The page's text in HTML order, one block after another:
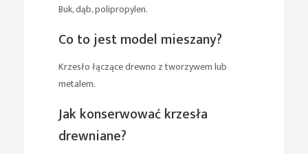
Buk, dąb, polipropylen.
Co to jest model mieszany?
Krzesło łączące drewno z tworzywem lub
metalem.
Jak konserwować krzesła
drewniane?